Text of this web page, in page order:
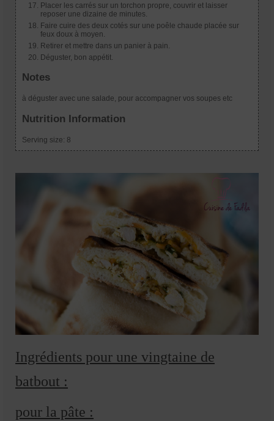
Placer les carrés sur un torchon propre, couvrir et laisser
reposer une dizaine de minutes.
Faire cuire des deux cotés sur une poêle chaude placée sur
feux doux à moyen.
Retirer et mettre dans un panier à pain.
Déguster, bon appétit.
Notes
à déguster avec une salade, pour accompagner vos soupes etc
Nutrition Information
Serving size: 8
Ingrédients pour une vingtaine de
batbout :
pour la pâte :